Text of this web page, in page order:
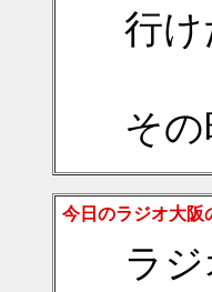
行
そ
今日のラジオ大阪
ラ